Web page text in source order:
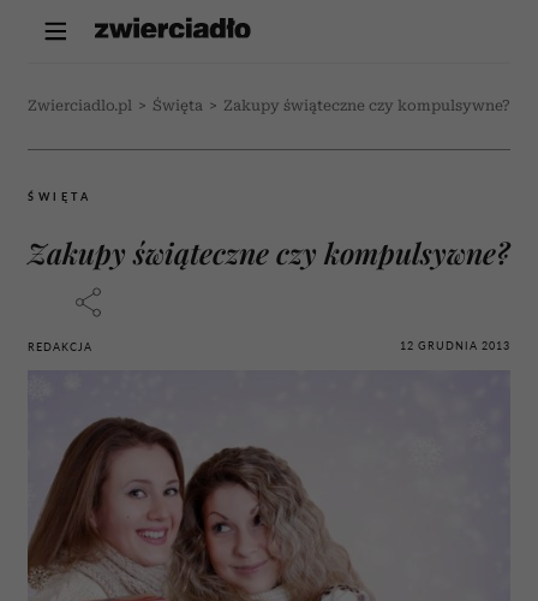
Zwierciadlo.pl > Święta > Zakupy świąteczne czy kompulsywne?
ŚWIĘTA
Zakupy świąteczne czy kompulsywne?
REDAKCJA 12 GRUDNIA 2013